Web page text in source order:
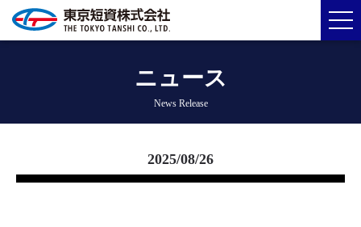
ニュース
News Release
2025/08/26